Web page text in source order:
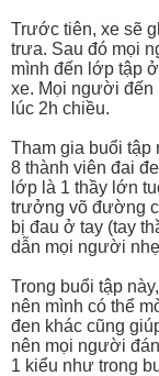
Trước tiên, xe sẽ
trưa. Sau đó mọi
mình đến lớp tập
xe. Mọi người đến
lúc 2h chiều.
Tham gia buổi tập
8 thành viên đai
lớp là 1 thầy lớn
trưởng võ đường
bị đau ở tay (tay
dẫn mọi người
Trong buổi tập
nên mình có thể
đen khác cũng
nên mọi người
1 kiểu như trong